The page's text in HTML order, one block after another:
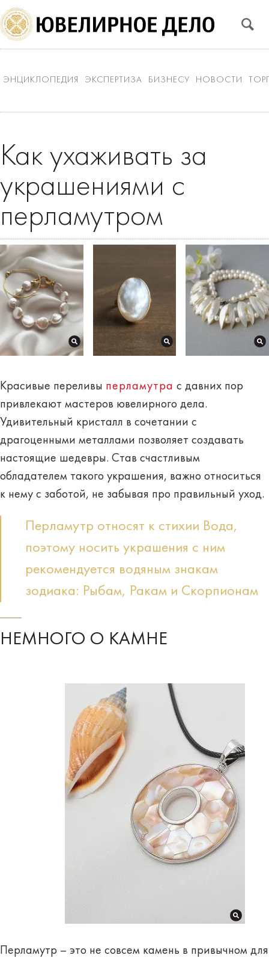
ЭНЦИКЛОПЕДИЯ ЭКСПЕРТИЗА БИЗНЕСУ НОВОСТИ
Как ухаживать за
украшениями с
перламутром
Красивые переливы перламутра с давних пор
привлекают мастеров ювелирного дела.
Удивительный кристалл в сочетании с
драгоценными металлами позволяет создавать
настоящие шедевры. Став счастливым
обладателем такого украшения, важно относиться
к нему с заботой, не забывая про правильный уход.
Перламутр относят к стихии Вода,
поэтому носить украшения с ним
рекомендуется водяным знакам
зодиака: Рыбам, Ракам и Скорпионам
НЕМНОГО О КАМНЕ
Перламутр – это не совсем камень в привычном для